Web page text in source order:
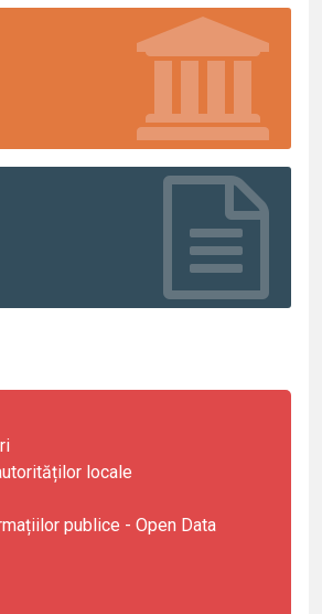
locale
publice - Open Data